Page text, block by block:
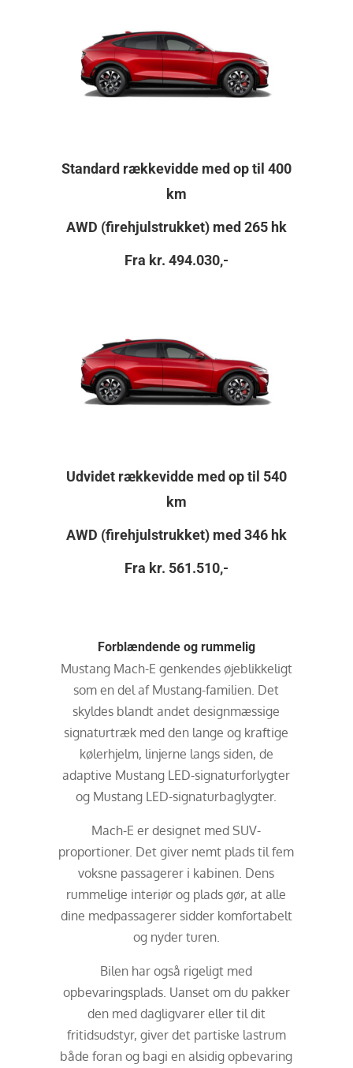
Standard rækkevidde med op til 400
km
AWD (firehjulstrukket) med 265 hk
Fra kr. 494.030,-
Udvidet rækkevidde med op til 540
km
AWD (firehjulstrukket) med 346 hk
Fra kr. 561.510,-
Forblændende og rummelig
Mustang Mach-E genkendes øjeblikkeligt
som en del af Mustang-familien. Det
skyldes blandt andet designmæssige
signaturtræk med den lange og kraftige
kølerhjelm, linjerne langs siden, de
adaptive Mustang LED-signaturforlygter
og Mustang LED-signaturbaglygter.
Mach-E er designet med SUV-
proportioner. Det giver nemt plads til fem
voksne passagerer i kabinen. Dens
rummelige interiør og plads gør, at alle
dine medpassagerer sidder komfortabelt
og nyder turen.
Bilen har også rigeligt med
opbevaringsplads. Uanset om du pakker
den med dagligvarer eller til dit
fritidsudstyr, giver det partiske lastrum
både foran og bagi en alsidig opbevaring